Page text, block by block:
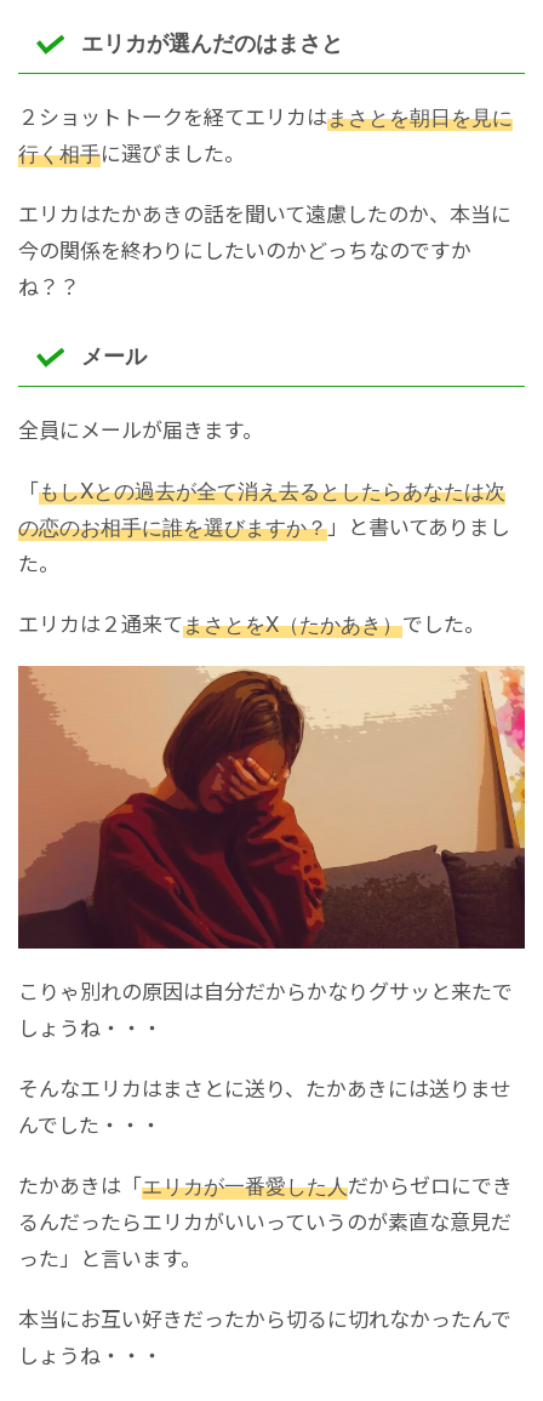
エリカが選んだのはまさと
２ショットトークを経てエリカはまさとを朝日を見に
行く相手に選びました。
エリカはたかあきの話を聞いて遠慮したのか、本当に
今の関係を終わりにしたいのかどっちなのですか
ね？？
メール
全員にメールが届きます。
「もしXとの過去が全て消え去るとしたらあなたは次
の恋のお相手に誰を選びますか？」と書いてありまし
た。
エリカは２通来てまさとをX（たかあき）でした。
こりゃ別れの原因は自分だからかなりグサッと来たで
しょうね・・・
そんなエリカはまさとに送り、たかあきには送りませ
んでした・・・
たかあきは「エリカが一番愛した人だからゼロにでき
るんだったらエリカがいいっていうのが素直な意見だ
った」と言います。
本当にお互い好きだったから切るに切れなかったんで
しょうね・・・